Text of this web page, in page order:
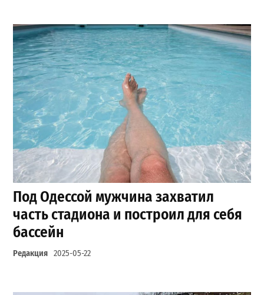
Под Одессой мужчина захватил
часть стадиона и построил для себя
бассейн
Редакция 2025-05-22